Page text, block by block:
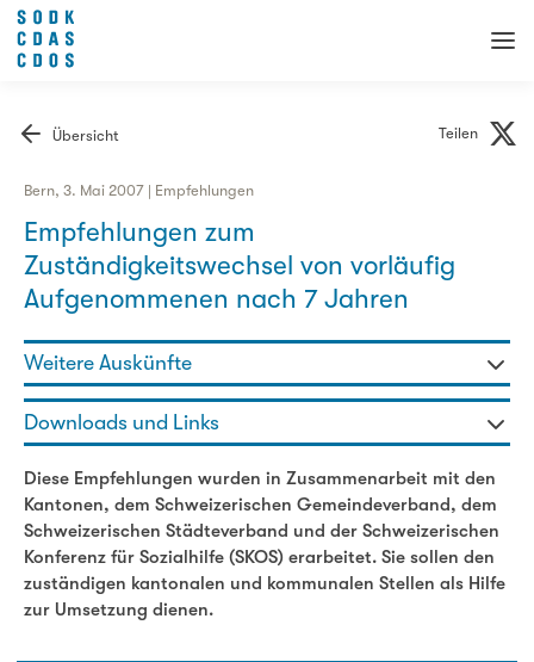
Übersicht Teilen
Bern, 3. Mai 2007 | Empfehlungen
Empfehlungen zum
Zuständigkeitswechsel von vorläufig
Aufgenommenen nach 7 Jahren
Weitere Auskünfte
Jris Bischof - Fachbereichsleiterin
031 320 29 90
Downloads und Links
Empfehlungen zum Zuständigkeitswechsel von vorläufig
Aufgenommenen nach 7 Jahren
Diese Empfehlungen wurden in Zusammenarbeit mit den
Kantonen, dem Schweizerischen Gemeindeverband, dem
Schweizerischen Städteverband und der Schweizerischen
Konferenz für Sozialhilfe (SKOS) erarbeitet. Sie sollen den
zuständigen kantonalen und kommunalen Stellen als Hilfe
zur Umsetzung dienen.